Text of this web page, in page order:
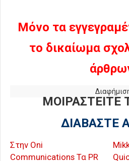
Μόνο τα
το δικαίωμα
ΜΟΙΡΑΣΤΕΙΤΕ
ΔΙΑΒΑΣΤΕ
Στην Oni
Communications Τα PR